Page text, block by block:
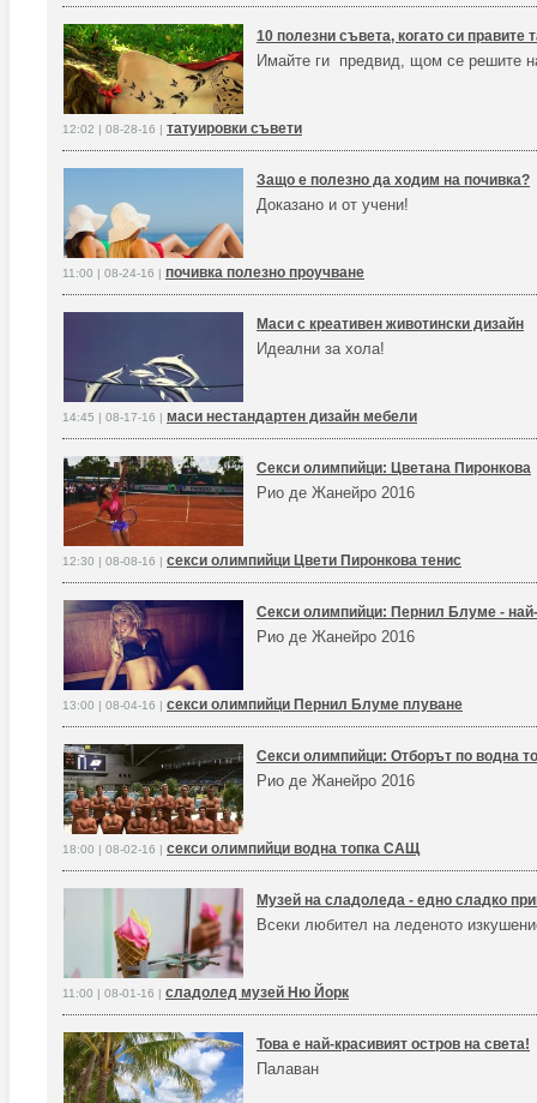
10 полезни съвета, когато си правите
Имайте ги предвид, щом се решите
12:02 | 08-28-16 | татуировки съвети
Защо е полезно да ходим на почивка?
Доказано и от учени!
11:00 | 08-24-16 | почивка полезно проучване
Маси с креативен животински дизайн
Идеални за хола!
14:45 | 08-17-16 | маси нестандартен дизайн мебели
Секси олимпийци: Цветана Пиронкова
Рио де Жанейро 2016
12:30 | 08-08-16 | секси олимпийци Цвети Пиронкова тенис
Секси олимпийци: Пернил Блуме -
Рио де Жанейро 2016
13:00 | 08-04-16 | секси олимпийци Пернил Блуме плуване
Секси олимпийци: Отборът по водна
Рио де Жанейро 2016
18:00 | 08-02-16 | секси олимпийци водна топка САЩ
Музей на сладоледа - едно сладко
Всеки любител на леденото
11:00 | 08-01-16 | сладолед музей Ню Йорк
Това е най-красивият остров на света!
Палаван